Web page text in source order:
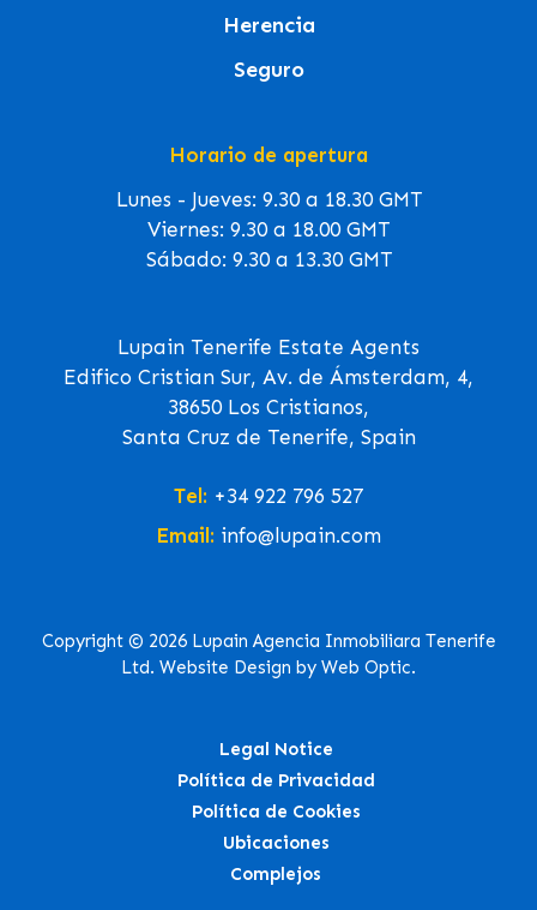
Herencia
Seguro
Horario de apertura
Lunes - Jueves: 9.30 a 18.30 GMT
Viernes: 9.30 a 18.00 GMT
Sábado: 9.30 a 13.30 GMT
Lupain Tenerife Estate Agents
Edifico Cristian Sur, Av. de Ámsterdam, 4,
38650 Los Cristianos,
Santa Cruz de Tenerife, Spain
Tel: +34 922 796 527
Email: info@lupain.com
Copyright © 2026 Lupain Agencia Inmobiliara Tenerife
Ltd. Website Design by Web Optic.
Legal Notice
Política de Privacidad
Política de Cookies
Ubicaciones
Complejos